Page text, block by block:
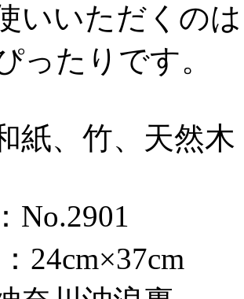
いいただくの
ったりです。
紙、竹、天然木
24cm×37cm